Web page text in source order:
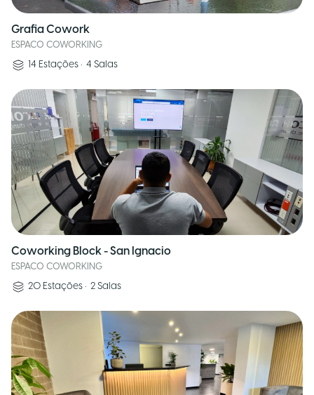
Grafia Cowork
ESPACO COWORKING
14 Estações • 4 Salas
Coworking Block - San Ignacio
ESPACO COWORKING
20 Estações • 2 Salas